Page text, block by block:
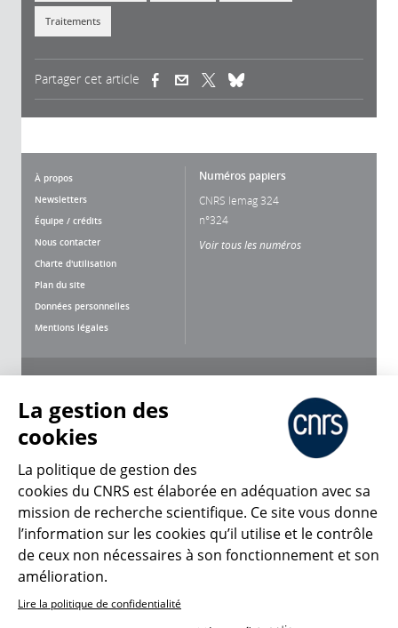
Traitements
Partager cet article (link is external)(link is external)
À propos
Newsletters
Équipe / crédits
Nous contacter
Charte d'utilisation
Plan du site
Données personnelles
Mentions légales
Numéros papiers
CNRS lemag 324
n°324
Voir tous les numéros
CNRS Le Mag
© 2026, CNRS
Créer un compte Se connecter
La gestion des
cookies
La politique de gestion des
cookies du CNRS est élaborée en adéquation avec sa
mission de recherche scientifique. Ce site vous donne
l’information sur les cookies qu’il utilise et le contrôle
de ceux non nécessaires à son fonctionnement et son
amélioration.
Lire la politique de confidentialité